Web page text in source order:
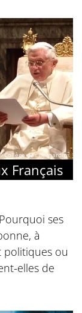
Collège des Bernardins
Français
ses
à
politiques ou
elles de